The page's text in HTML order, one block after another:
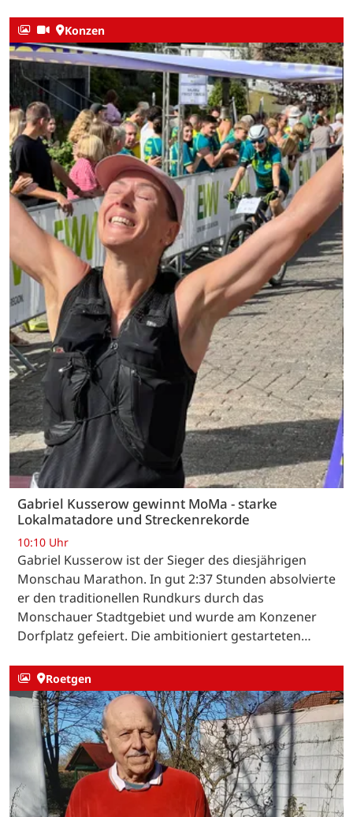
Konzen
Gabriel Kusserow gewinnt MoMa - starke
Lokalmatadore und Streckenrekorde
10:10 Uhr
Gabriel Kusserow ist der Sieger des diesjährigen
Monschau Marathon. In gut 2:37 Stunden absolvierte
er den traditionellen Rundkurs durch das
Monschauer Stadtgebiet und wurde am Konzener
Dorfplatz gefeiert. Die ambitioniert gestarteten…
Roetgen